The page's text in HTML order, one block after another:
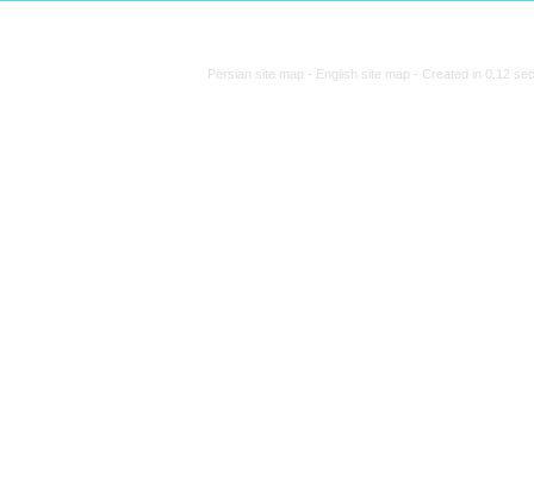
Persian site map -